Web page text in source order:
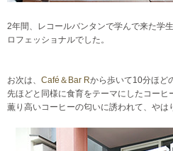
2年間、レコールバンタンで学んで来た学
ロフェッショナルでした。
お次は、 Café＆Bar Rから歩いて10分ほど
先ほどと同様に食育をテーマにしたコーヒ
薫り高いコーヒーの匂いに誘われて、やは